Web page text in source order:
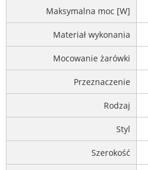
Maksymalna moc [W]
Materiał wykonania
Mocowanie żarówki
Przeznaczenie
Rodzaj
Styl
Szerokość